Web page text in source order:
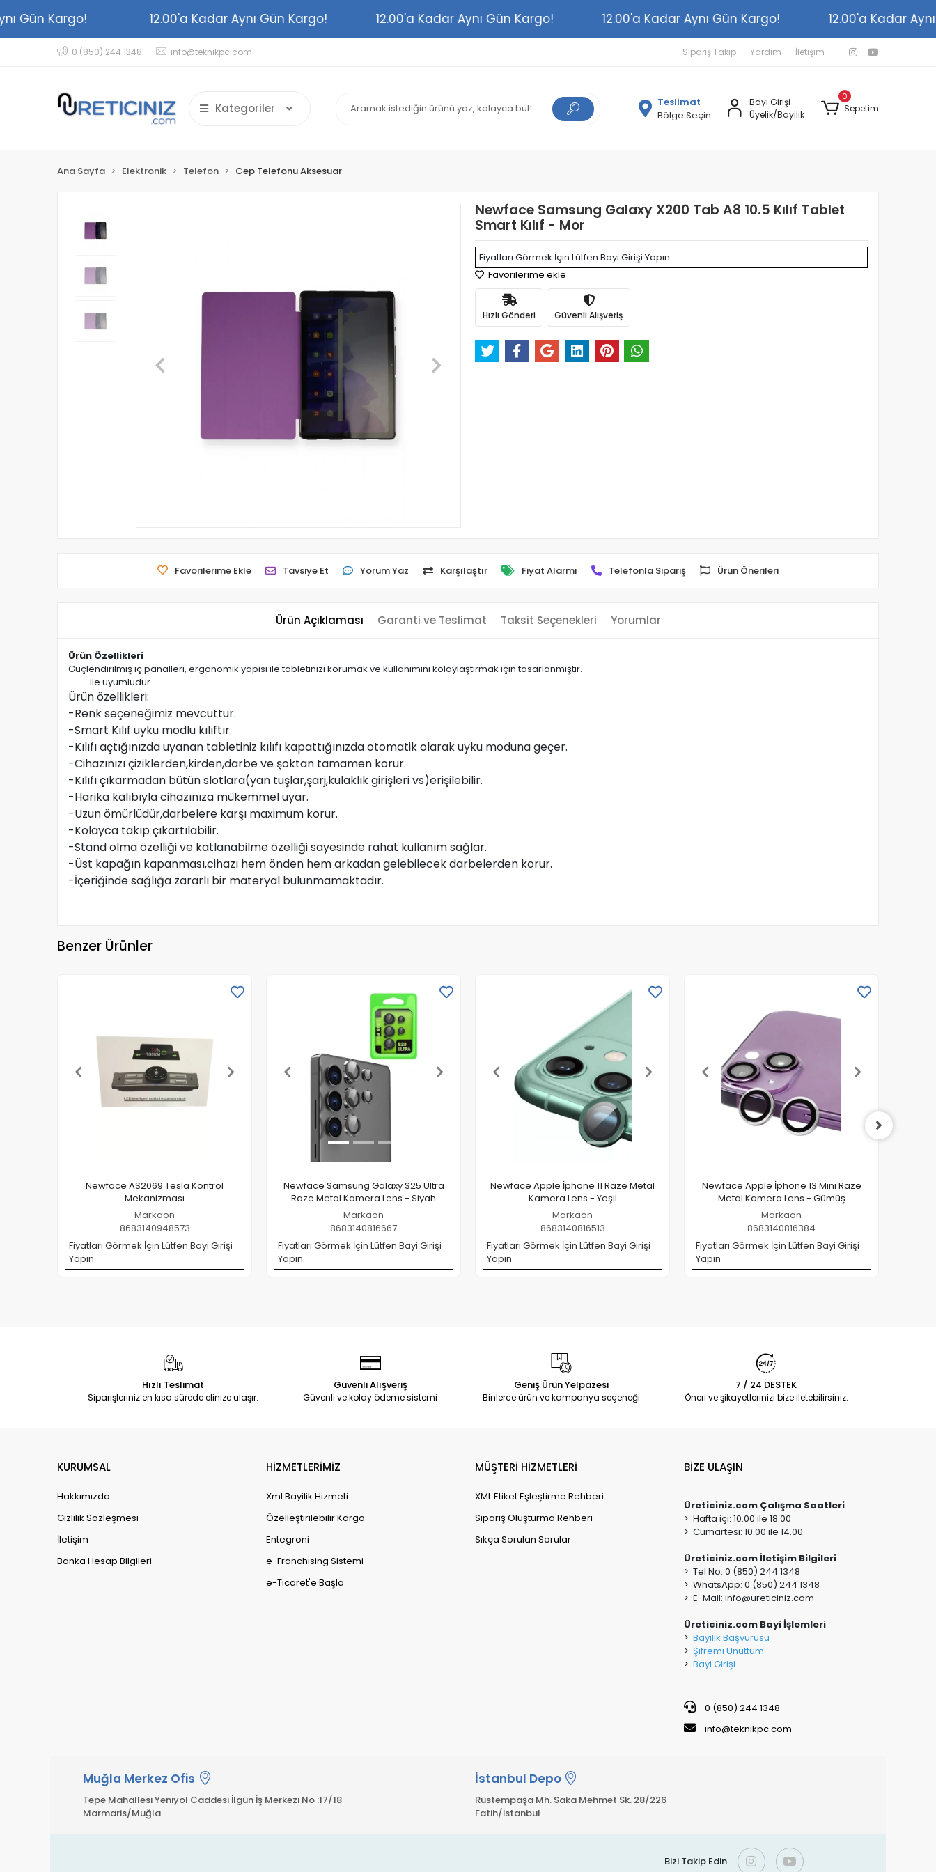
Gün Kargo! 12.00'a Kadar Aynı Gün Kargo! 12.00'a Kadar Aynı Gün Kargo! 12.00'a Kadar Aynı Gün Kargo! 12.00'a Kadar
0 (850) 244 1348 info@teknikpc.com Sipariş Takip Yardım İletişim
Kategoriler
Teslimat
Bölge Seçin
Bayi Girişi
Üyelik/Bayilik
0
Sepetim
Ana Sayfa Elektronik Telefon Cep Telefonu Aksesuar
Newface Samsung Galaxy X200 Tab A8 10.5 Kılıf Tablet
Smart Kılıf - Mor
Fiyatları Görmek İçin Lütfen Bayi Girişi Yapın
Favorilerime ekle
Hızlı Gönderi Güvenli Alışveriş
Favorilerime Ekle Tavsiye Et Yorum Yaz Karşılaştır Fiyat Alarmı Telefonla Sipariş Ürün Önerileri
Ürün Açıklaması Garanti ve Teslimat Taksit Seçenekleri Yorumlar
Ürün Özellikleri
Güçlendirilmiş iç panalleri, ergonomik yapısı ile tabletinizi korumak ve kullanımını kolaylaştırmak için tasarlanmıştır.
---- ile uyumludur.
Ürün özellikleri:
-Renk seçeneğimiz mevcuttur.
-Smart Kılıf uyku modlu kılıftır.
-Kılıfı açtığınızda uyanan tabletiniz kılıfı kapattığınızda otomatik olarak uyku moduna geçer.
-Cihazınızı çiziklerden,kirden,darbe ve şoktan tamamen korur.
-Kılıfı çıkarmadan bütün slotlara(yan tuşlar,şarj,kulaklık girişleri vs)erişilebilir.
-Harika kalıbıyla cihazınıza mükemmel uyar.
-Uzun ömürlüdür,darbelere karşı maximum korur.
-Kolayca takıp çıkartılabilir.
-Stand olma özelliği ve katlanabilme özelliği sayesinde rahat kullanım sağlar.
-Üst kapağın kapanması,cihazı hem önden hem arkadan gelebilecek darbelerden korur.
-İçeriğinde sağlığa zararlı bir materyal bulunmamaktadır.
Benzer Ürünler
Newface AS2069 Tesla Kontrol
Mekanizması
Markaon
8683140948573
Fiyatları Görmek İçin Lütfen Bayi Girişi
Yapın
Newface Samsung Galaxy S25 Ultra
Raze Metal Kamera Lens - Siyah
Markaon
8683140816667
Fiyatları Görmek İçin Lütfen Bayi Girişi
Yapın
Newface Apple İphone 11 Raze Metal
Kamera Lens - Yeşil
Markaon
8683140816513
Fiyatları Görmek İçin Lütfen Bayi Girişi
Yapın
Newface Apple İphone 13 Mini Raze
Metal Kamera Lens - Gümüş
Markaon
8683140816384
Fiyatları Görmek İçin Lütfen Bayi Girişi
Yapın
Hızlı Teslimat
Siparişleriniz en kısa sürede elinize ulaşır.
Güvenli Alışveriş
Güvenli ve kolay ödeme sistemi
Geniş Ürün Yelpazesi
Binlerce ürün ve kampanya seçeneği
7 / 24 DESTEK
Öneri ve şikayetlerinizi bize iletebilirsiniz.
KURUMSAL
Hakkımızda
Gizlilik Sözleşmesi
İletişim
Banka Hesap Bilgileri
HİZMETLERİMİZ
Xml Bayilik Hizmeti
Özelleştirilebilir Kargo
Entegroni
e-Franchising Sistemi
e-Ticaret'e Başla
MÜŞTERİ HİZMETLERİ
XML Etiket Eşleştirme Rehberi
Sipariş Oluşturma Rehberi
Sıkça Sorulan Sorular
BİZE ULAŞIN
Üreticiniz.com Çalışma Saatleri
> Hafta içi: 10.00 ile 18.00
> Cumartesi: 10.00 ile 14.00
Üreticiniz.com İletişim Bilgileri
> Tel No: 0 (850) 244 1348
> WhatsApp: 0 (850) 244 1348
> E-Mail: info@ureticiniz.com
Üreticiniz.com Bayi İşlemleri
> Bayilik Başvurusu
> Şifremi Unuttum
> Bayi Girişi
0 (850) 244 1348
info@teknikpc.com
Muğla Merkez Ofis
Tepe Mahallesi Yeniyol Caddesi İlgün İş Merkezi No :17/18
Marmaris/Muğla
İstanbul Depo
Rüstempaşa Mh. Saka Mehmet Sk. 28/226
Fatih/İstanbul
Bizi Takip Edin